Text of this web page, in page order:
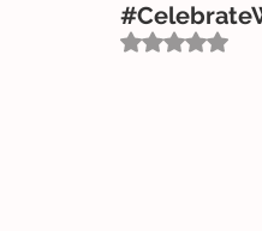
Avaliado